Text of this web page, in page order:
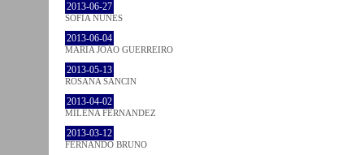
2013-06-27
SOFIA NUNES
2013-06-04
MARIA JOÃO GUERREIRO
2013-05-13
ROSANA SANCIN
2013-04-02
MILENA FÉRNANDEZ
2013-03-12
FERNANDO BRUNO